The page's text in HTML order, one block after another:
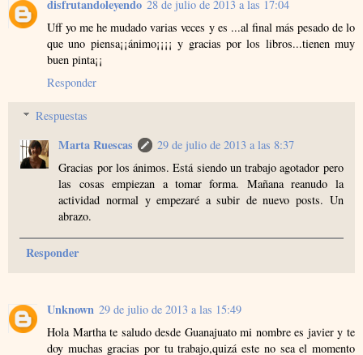
disfrutandoleyendo 28 de julio de 2013 a las 17:04
Uff yo me he mudado varias veces y es ...al final más pesado de lo
que uno piensa¡¡ánimo¡¡¡¡ y gracias por los libros...tienen muy
buen pinta¡¡
Responder
Respuestas
Marta Ruescas
29 de julio de 2013 a las 8:37
Gracias por los ánimos. Está siendo un trabajo agotador pero
las cosas empiezan a tomar forma. Mañana reanudo la
actividad normal y empezaré a subir de nuevo posts. Un
abrazo.
Responder
Unknown 29 de julio de 2013 a las 15:49
Hola Martha te saludo desde Guanajuato mi nombre es javier y te
doy muchas gracias por tu trabajo,quizá este no sea el momento